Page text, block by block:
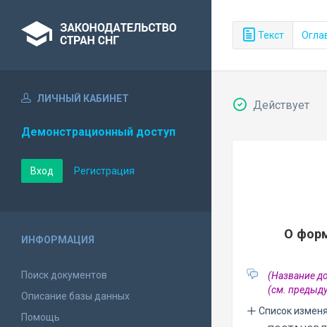
Текст
ЛИЧНЫЙ КАБИНЕТ
Демонстрационный доступ
Вход Регистрация
ИНФОРМАЦИЯ
Поиск документов
Описание базы данных
Помощь
Действует
О
(Название
(см.
Список